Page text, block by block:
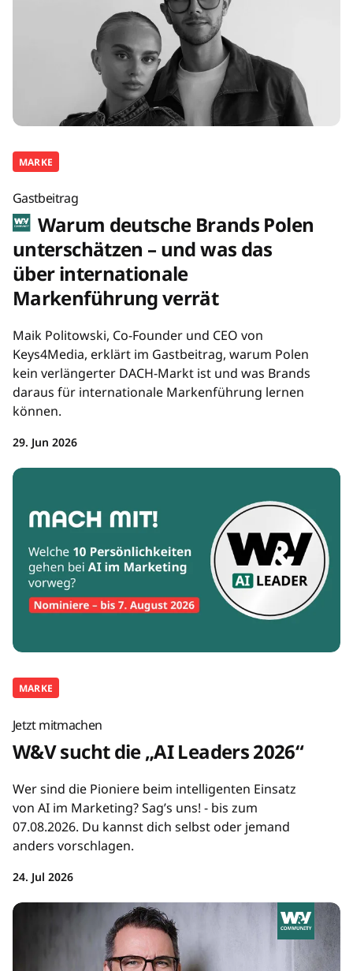
MARKE
Gastbeitrag
Warum deutsche Brands Polen
unterschätzen – und was das
über internationale
Markenführung verrät
Maik Politowski, Co-Founder und CEO von
Keys4Media, erklärt im Gastbeitrag, warum Polen
kein verlängerter DACH-Markt ist und was Brands
daraus für internationale Markenführung lernen
können.
29. Jun 2026
MARKE
Jetzt mitmachen
W&V sucht die „AI Leaders 2026“
Wer sind die Pioniere beim intelligenten Einsatz
von AI im Marketing? Sag’s uns! - bis zum
07.08.2026. Du kannst dich selbst oder jemand
anders vorschlagen.
24. Jul 2026